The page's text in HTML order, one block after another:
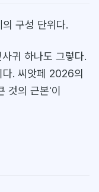
구성 단위다.
귀 하나도 그렇다.
. 씨앗페 2026의
것의 근본'이